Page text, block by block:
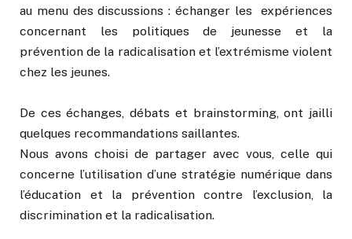
au menu des discussions : échanger les expériences
concernant les politiques de jeunesse et la
prévention de la radicalisation et l’extrémisme violent
chez les jeunes.
De ces échanges, débats et brainstorming, ont jailli
quelques recommandations saillantes.
Nous avons choisi de partager avec vous, celle qui
concerne l’utilisation d’une stratégie numérique dans
l’éducation et la prévention contre l’exclusion, la
discrimination et la radicalisation.